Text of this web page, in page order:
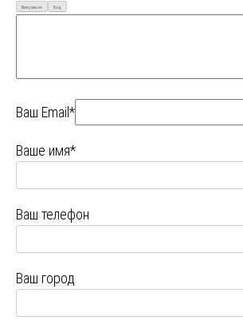
Визуально Код
Ваш Email*
Ваше имя*
Ваш телефон
Ваш город